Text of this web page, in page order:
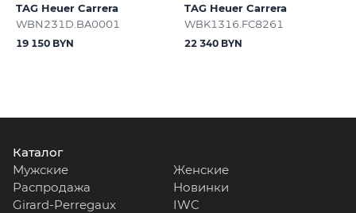
TAG Heuer Carrera
WBN231D.BA0001
19 150 BYN
TAG Heuer Carrera
WBK1316.FC8261
22 340 BYN
Каталог
Мужские
Женские
Распродажа
Новинки
Girard-Perregaux
IWC